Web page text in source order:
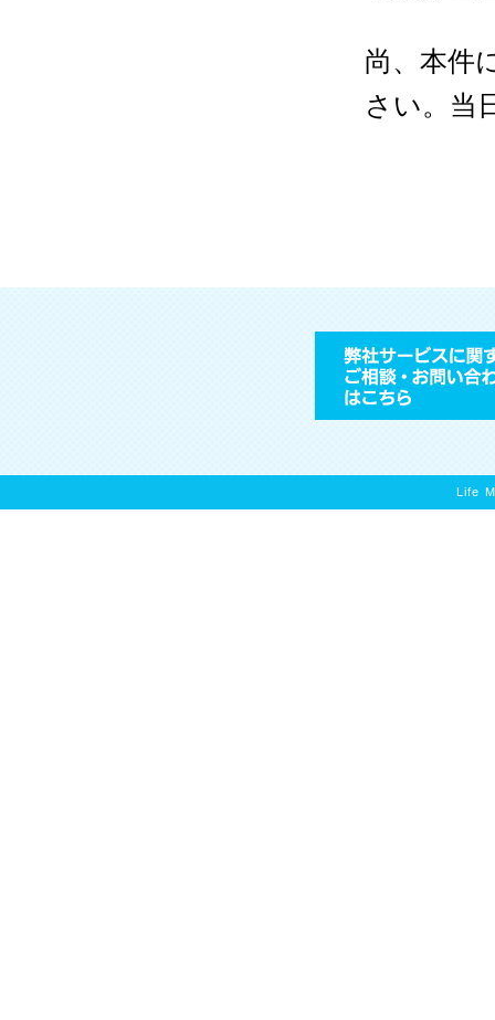
尚、本件
さい。当
Life